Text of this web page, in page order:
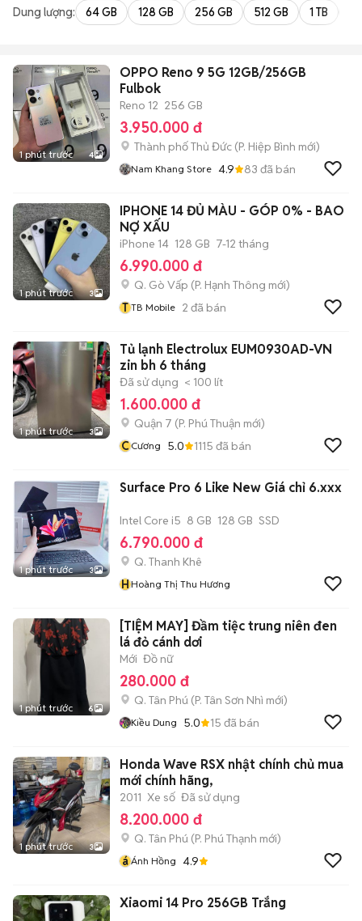
Dung lượng: 64 GB 128 GB 256 GB 512 GB 1 TB
1 phút trước 4
OPPO Reno 9 5G 12GB/256GB
Fulbok
Reno 12 256 GB
3.950.000 đ
Thành phố Thủ Đức (P. Hiệp Bình mới)
Nam Khang Store 4.9 83 đã bán
1 phút trước 3
IPHONE 14 ĐỦ MÀU - GÓP 0% - BAO
NỢ XẤU
iPhone 14 128 GB 7-12 tháng
6.990.000 đ
Q. Gò Vấp (P. Hạnh Thông mới)
T TB Mobile 2 đã bán
1 phút trước 3
Tủ lạnh Electrolux EUM0930AD-VN
zin bh 6 tháng
Đã sử dụng < 100 lít
1.600.000 đ
Quận 7 (P. Phú Thuận mới)
CCương 5.0 1115 đã bán
1 phút trước 3
Surface Pro 6 Like New Giá chỉ 6.xxx
Intel Core i5 8 GB 128 GB SSD
6.790.000 đ
Q. Thanh Khê
HHoàng Thị Thu Hương
1 phút trước 6
[TIỆM MAY] Đầm tiệc trung niên đen
lá đỏ cánh dơi
Mới Đồ nữ
280.000 đ
Q. Tân Phú (P. Tân Sơn Nhì mới)
Kiều Dung 5.0 15 đã bán
1 phút trước 3
Honda Wave RSX nhật chính chủ mua
mới chính hãng,
2011 Xe số Đã sử dụng
8.200.000 đ
Q. Tân Phú (P. Phú Thạnh mới)
á Ánh Hồng 4.9
Xiaomi 14 Pro 256GB Trắng